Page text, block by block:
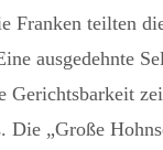
Franken teilten
ausgedehnte
Gerichtsbarkeit
Die „Große